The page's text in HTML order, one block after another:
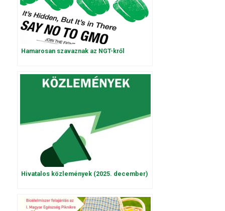
Hamarosan szavaznak az NGT-kről
Hivatalos közlemények (2025. december)